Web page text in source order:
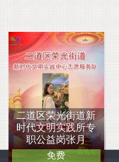
二道区荣光街道新
时代文明实践所专
职公益岗张月
免费